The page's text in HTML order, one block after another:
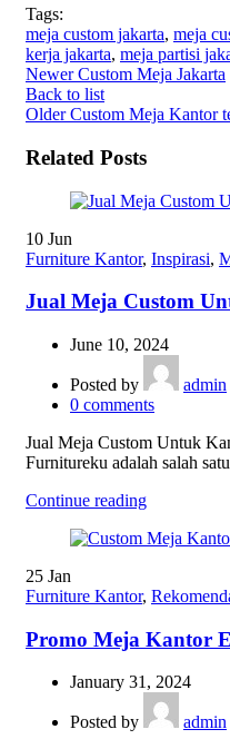
Tags:
meja custom jakarta, meja
kerja jakarta, meja partisi
Newer Custom Meja Jakarta
Back to list
Older Custom Meja Kantor
Related Posts
10 Jun
Furniture Kantor, Inspirasi,
Jual Meja Custom
June 10, 2024
Posted by
admin
0 comments
Jual Meja Custom Untuk
Furnitureku adalah salah
Continue reading
25 Jan
Furniture Kantor,
Promo Meja Kantor
January 31, 2024
Posted by
admin